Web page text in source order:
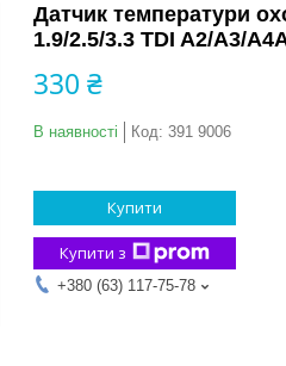
Датчик температури
1.9/2.5/3.3 TDI A2/A3/
330 ₴
В наявності Код: 391 9006
Купити
Купити з
+380 (63) 117-75-78